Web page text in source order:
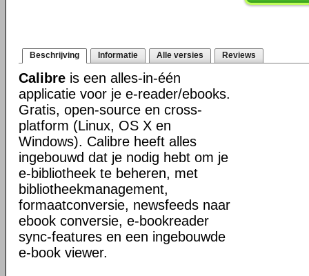
Beschrijving Informatie Alle versies Reviews
Calibre is een alles-in-één
applicatie voor je e-reader/ebooks.
Gratis, open-source en cross-
platform (Linux, OS X en
Windows). Calibre heeft alles
ingebouwd dat je nodig hebt om je
e-bibliotheek te beheren, met
bibliotheekmanagement,
formaatconversie, newsfeeds naar
ebook conversie, e-bookreader
sync-features en een ingebouwde
e-book viewer.